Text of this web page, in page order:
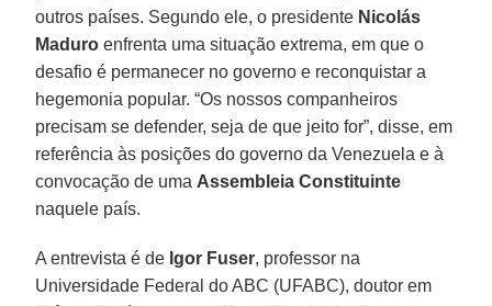
outros países. Segundo ele, o presidente Nicolás
Maduro enfrenta uma situação extrema, em que o
desafio é permanecer no governo e reconquistar a
hegemonia popular. “Os nossos companheiros
precisam se defender, seja de que jeito for”, disse, em
referência às posições do governo da Venezuela e à
convocação de uma Assembleia Constituinte
naquele país.
A entrevista é de Igor Fuser, professor na
Universidade Federal do ABC (UFABC), doutor em